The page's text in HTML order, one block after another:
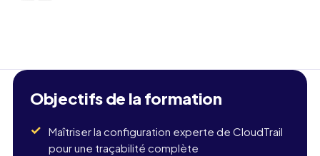
Objectifs de la formation
Maîtriser la configuration experte de CloudTrail
pour une traçabilité complète